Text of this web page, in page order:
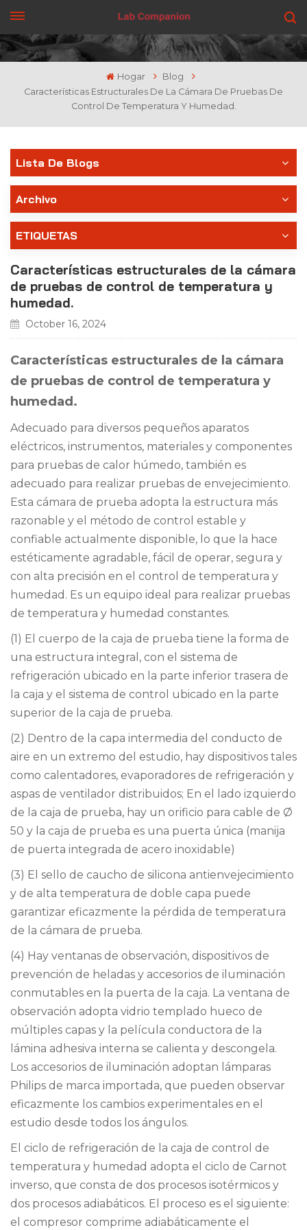
CONSIGUE UNA COTIZACIÓN
Hogar
Blog
Características Estructurales De La Cámara De Pruebas De
Control De Temperatura Y Humedad.
Lista De Blogs
Archivo
ETIQUETAS
Características estructurales de la cámara
de pruebas de control de temperatura y
humedad.
October 16, 2024
Características estructurales de la cámara
de pruebas de control de temperatura y
humedad.
Adecuado para diversos pequeños aparatos
eléctricos, instrumentos, materiales y componentes
para pruebas de calor húmedo, también es
adecuado para realizar pruebas de envejecimiento.
Esta cámara de prueba adopta la estructura más
razonable y el método de control estable y
confiable actualmente disponible, lo que la hace
estéticamente agradable, fácil de operar, segura y
con alta precisión en el control de temperatura y
humedad. Es un equipo ideal para realizar pruebas
de temperatura y humedad constantes.
(1) El cuerpo de la caja de prueba tiene la forma de
una estructura integral, con el sistema de
refrigeración ubicado en la parte inferior trasera de
la caja y el sistema de control ubicado en la parte
superior de la caja de prueba.
(2) Dentro de la capa intermedia del conducto de
aire en un extremo del estudio, hay dispositivos tales
como calentadores, evaporadores de refrigeración y
aspas de ventilador distribuidos; En el lado izquierdo
de la caja de prueba, hay un orificio para cable de Ø
50 y la caja de prueba es una puerta única (manija
de puerta integrada de acero inoxidable)
(3) El sello de caucho de silicona antienvejecimiento
y de alta temperatura de doble capa puede
garantizar eficazmente la pérdida de temperatura
de la cámara de prueba.
(4) Hay ventanas de observación, dispositivos de
prevención de heladas y accesorios de iluminación
conmutables en la puerta de la caja. La ventana de
observación adopta vidrio templado hueco de
múltiples capas y la película conductora de la
lámina adhesiva interna se calienta y descongela.
Los accesorios de iluminación adoptan lámparas
Philips de marca importada, que pueden observar
eficazmente los cambios experimentales en el
estudio desde todos los ángulos.
El ciclo de refrigeración de la caja de control de
temperatura y humedad adopta el ciclo de Carnot
inverso, que consta de dos procesos isotérmicos y
dos procesos adiabáticos. El proceso es el siguiente:
el compresor comprime adiabáticamente el